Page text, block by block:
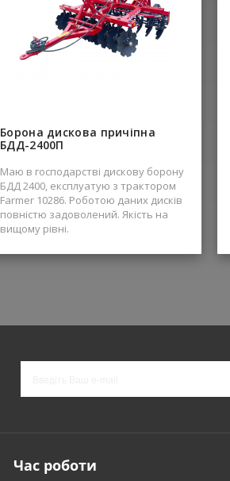
Борона дискова причіпна
БДД-2400П
Маю в господарстві дискову борону
БДД 2400, експлуатую з трактором
Farmer 10286. Роботою даних дисків
повністю задоволений. Якість на
вищому рівні.
Час роботи